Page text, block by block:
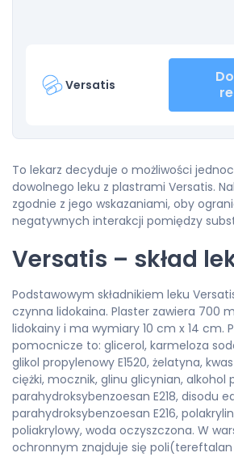
Versatis
To lekarz decyduje o możliwości
dowolnego leku z plastrami Versatis.
zgodnie z jego wskazaniami, oby
negatywnych interakcji pomiędzy
Versatis – skład
Podstawowym składnikiem leku
czynna lidokaina. Plaster zawiera 700
lidokainy i ma wymiary 10 cm x 14 cm.
pomocnicze to: glicerol, karmeloza
glikol propylenowy E1520, żelatyna,
ciężki, mocznik, glinu glicynian, alkohol
parahydroksybenzoesan E218, disodu
parahydroksybenzoesan E216,
poliakrylowy, woda oczyszczona. W
ochronnym znajduje się